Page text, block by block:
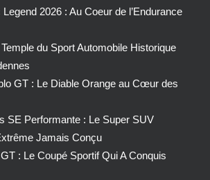
2026 : Au Coeur de l’Endurance
du Sport Automobile Historique
GT : Le Diable Orange au Cœur des
SE Performante : Le Super SUV
Jamais Conçu
: Le Coupé Sportif Qui A Conquis